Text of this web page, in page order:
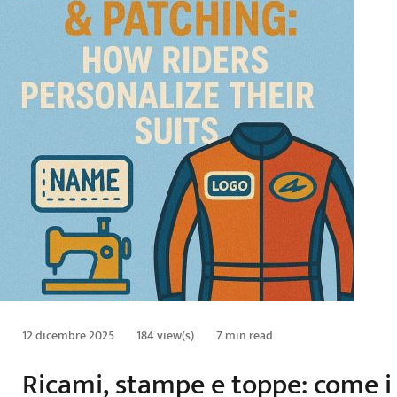
12 dicembre 2025 184 view(s) 7 min read
Ricami, stampe e toppe: